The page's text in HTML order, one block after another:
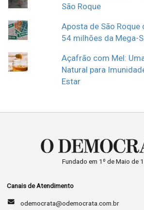
São Roque
Aposta de São Roque
54 milhões da Mega-
Açafrão com Mel:
Natural para
Estar
Fundado em 1º de Maio de
Canais de Atendimento
odemocrata@odemocrata.com.br